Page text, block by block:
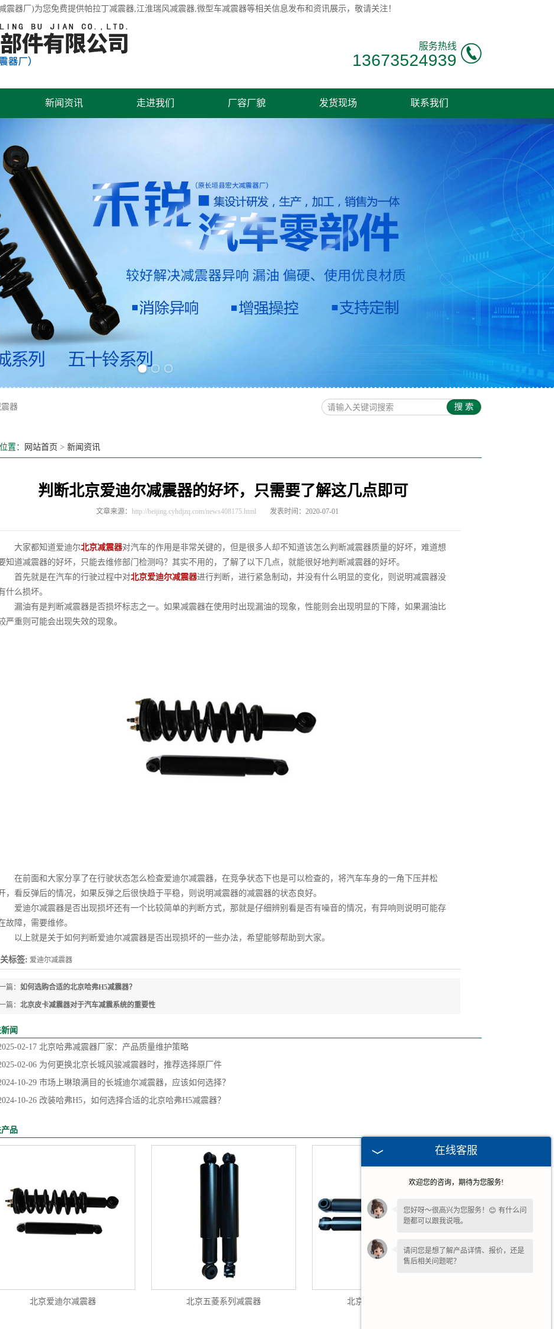
震器厂)为您免费提供帕拉丁减震器,江淮瑞风减震器,微型车减震器等相关信息发布和资讯展示，敬请关注！
服务热线
13673524939
新闻资讯 走进我们 厂容厂貌 发货现场 联系我们
器
置： 网站首页 > 新闻资讯
判断北京爱迪尔减震器的好坏，只需要了解这几点即可
文章来源： http://beijing.cyhdjzq.com/news408175.html 发表时间：2020-07-01
大家都知道爱迪尔北京减震器对汽车的作用是非常关键的，但是很多人却不知道该怎么判断减震器质量的好坏，难道想
知道减震器的好坏，只能去维修部门检测吗？其实不用的，了解了以下几点，就能很好地判断减震器的好坏。
首先就是在汽车的行驶过程中对北京爱迪尔减震器进行判断，进行紧急制动，并没有什么明显的变化，则说明减震器没
什么损坏。
漏油有是判断减震器是否损坏标志之一。如果减震器在使用时出现漏油的现象，性能则会出现明显的下降，如果漏油比
严重则可能会出现失效的现象。
在前面和大家分享了在行驶状态怎么检查爱迪尔减震器，在竞争状态下也是可以检查的，将汽车车身的一角下压并松
，看反弹后的情况，如果反弹之后很快趋于平稳，则说明减震器的减震器的状态良好。
爱迪尔减震器是否出现损坏还有一个比较简单的判断方式，那就是仔细辨别看是否有噪音的情况，有异响则说明可能存
故障，需要维修。
以上就是关于如何判断爱迪尔减震器是否出现损坏的一些办法，希望能够帮助到大家。
标签: 爱迪尔减震器
篇： 如何选购合适的北京哈弗H5减震器？
篇： 北京皮卡减震器对于汽车减震系统的重要性
闻
02-17 北京哈弗减震器厂家：产品质量维护策略
02-06 为何更换北京长城风骏减震器时，推荐选择原厂件
10-29 市场上琳琅满目的长城迪尔减震器，应该如何选择？
10-26 改装哈弗H5，如何选择合适的北京哈弗H5减震器？
品
北京爱迪尔减震器 北京五菱系列减震器 北京黄海系列减震器
在线客服
欢迎您的咨询，期待为您服务!
您好呀～很高兴为您服务！😊 有什么问
题都可以跟我说哦。
请问您是想了解产品详情、报价，还是
售后相关问题呢？